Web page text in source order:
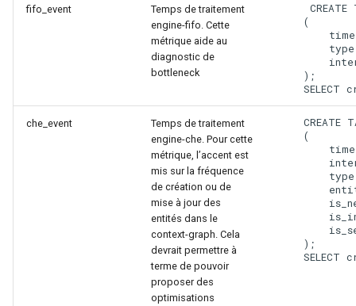
fifo_event
Temps de traitement
engine-fifo. Cette
métrique aide au
diagnostic de
bottleneck
CREATE
    (
    );
che_event
Temps de traitement
engine-che. Pour cette
métrique, l’accent est
mis sur la fréquence
de création ou de
mise à jour des
entités dans le
context-graph. Cela
devrait permettre à
terme de pouvoir
proposer des
optimisations
CREATE
    (
    );